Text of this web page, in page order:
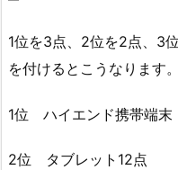
1位を3点、2位を2点、3
を付けるとこうなります。
1位 ハイエンド携帯端末
2位 タブレット12点